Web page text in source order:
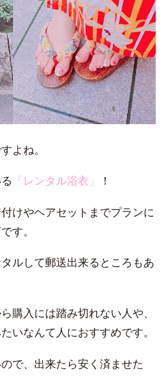
よね。
「レンタル浴衣」 ！
けやヘアセットまでプランに
す。
ルして郵送出来るところもあ
購入には踏み切れない人や、
いなんて人におすすめです。
で、出来たら安く済ませた